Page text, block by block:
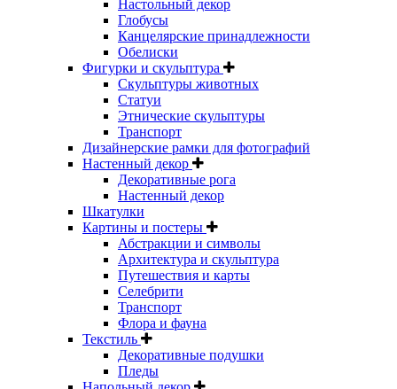
Настольный декор
Глобусы
Канцелярские принадлежности
Обелиски
Фигурки и скульптура
Скульптуры животных
Статуи
Этнические скульптуры
Транспорт
Дизайнерские рамки для фотографий
Настенный декор
Декоративные рога
Настенный декор
Шкатулки
Картины и постеры
Абстракции и символы
Архитектура и скульптура
Путешествия и карты
Селебрити
Транспорт
Флора и фауна
Текстиль
Декоративные подушки
Пледы